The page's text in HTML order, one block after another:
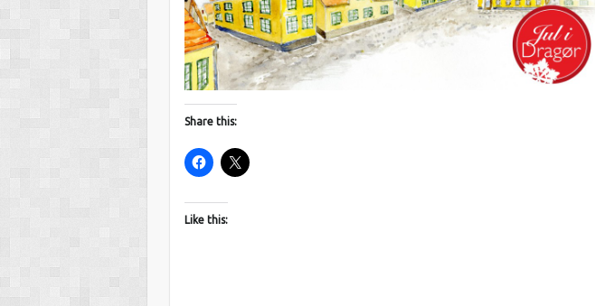
Share this:
Like this: